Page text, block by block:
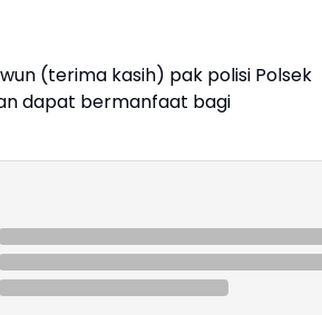
(terima kasih) pak polisi Polsek
dapat bermanfaat bagi